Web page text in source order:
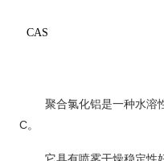
CAS
聚合氯化铝是一种水溶
C。